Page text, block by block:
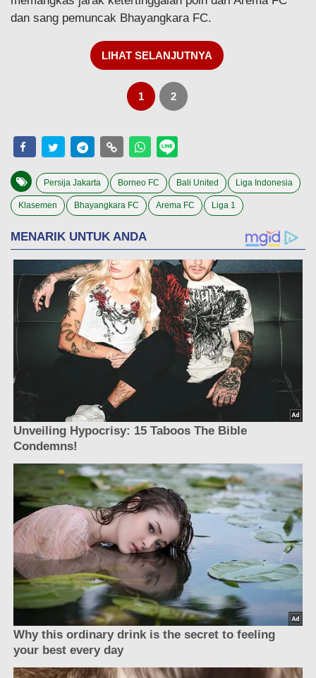
dan sang pemuncak Bhayangkara FC.
LIHAT SELANJUTNYA
1 2
Persija Jakarta Borneo FC Bali United Liga Indonesia
Klasemen Bhayangkara FC Arema FC Liga 1